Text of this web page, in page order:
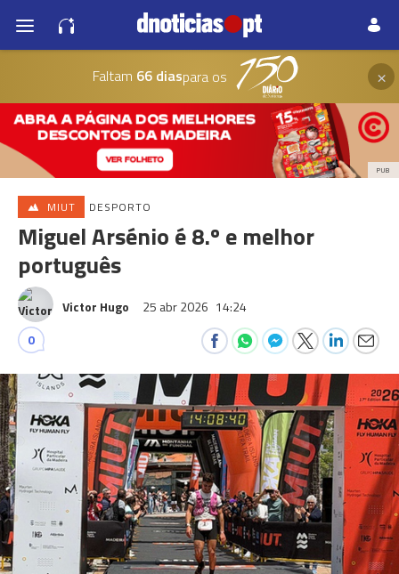
Faltam 66 diaspara os ×
PUB
MIUT DESPORTO
Miguel Arsénio é 8.º e melhor
português
Victor Hugo 25 abr 2026 14:24
0